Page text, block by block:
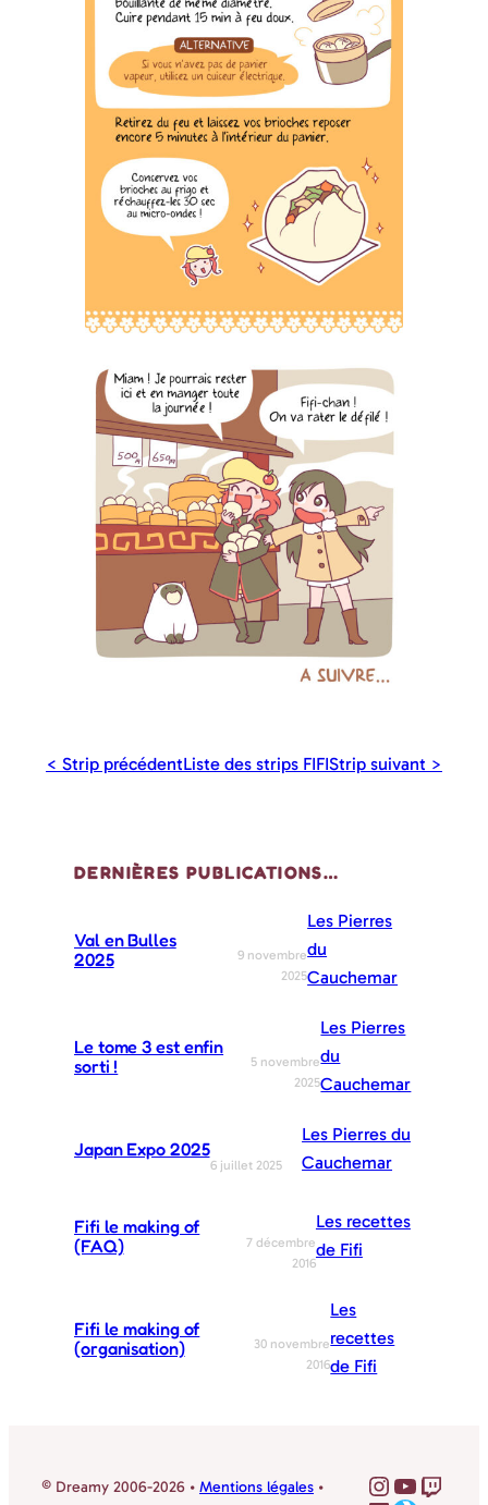
< Strip précédentListe des strips FIFIStrip suivant >
DERNIÈRES PUBLICATIONS…
Val en Bulles
2025
9 novembre
2025
Les Pierres
du
Cauchemar
Le tome 3 est enfin
sorti !
5 novembre
2025
Les Pierres
du
Cauchemar
Japan Expo 2025
6 juillet 2025
Les Pierres du
Cauchemar
Fifi le making of
(FAQ)
7 décembre
2016
Les recettes
de Fifi
Fifi le making of
(organisation)
30 novembre
2016
Les
recettes
de Fifi
© Dreamy 2006-2026 • Mentions légales •
YouTube